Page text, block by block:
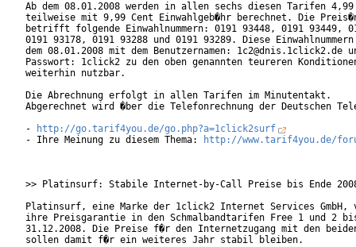
Ab dem 08.01.2008 werden in allen sechs diesen Tarifen
teilweise mit 9,99 Cent Einwahlgeb�hr berechnet. Die
betrifft folgende Einwahlnummern: 0191 93448, 0191 93449,
0191 93178, 0191 93288 und 0191 93289. Diese
dem 08.01.2008 mit dem Benutzernamen: 1c2@dnis.1click2.de
Passwort: 1click2 zu den oben genannten teureren
weiterhin nutzbar.
Die Abrechnung erfolgt in allen Tarifen im Minutentakt.
Abgerechnet wird �ber die Telefonrechnung der Deutschen
-
http://go.tarif4you.de/go.php?a=1click2surf
- Ihre Meinung zu diesem Thema:
http://www.tarif4you.de/
>> Platinsurf: Stabile Internet-by-Call Preise bis Ende
Platinsurf, eine Marke der 1click2 Internet Services GmbH,
ihre Preisgarantie in den Schmalbandtarifen Free 1 und 2
31.12.2008. Die Preise f�r den Internetzugang mit den
sollen damit f�r ein weiteres Jahr stabil bleiben.